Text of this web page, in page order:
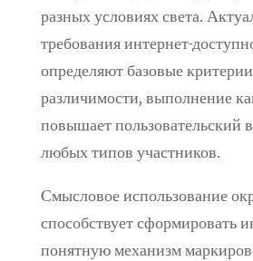
разных условиях света.
требования интернет-
определяют базовые
различимости, выполнение
повышает пользовательский
любых типов участников.
Смысловое использование
способствует сформировать
понятную механизм